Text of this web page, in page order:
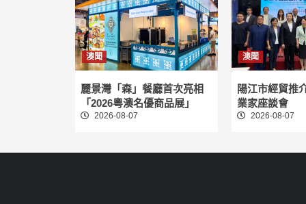
澳聞
麗景灣「森」餐廳首次亮相
「2026粵澳名優商品展」
2026-08-07
澳聞
陽江市經貿推
業家座談會
2026-08-07